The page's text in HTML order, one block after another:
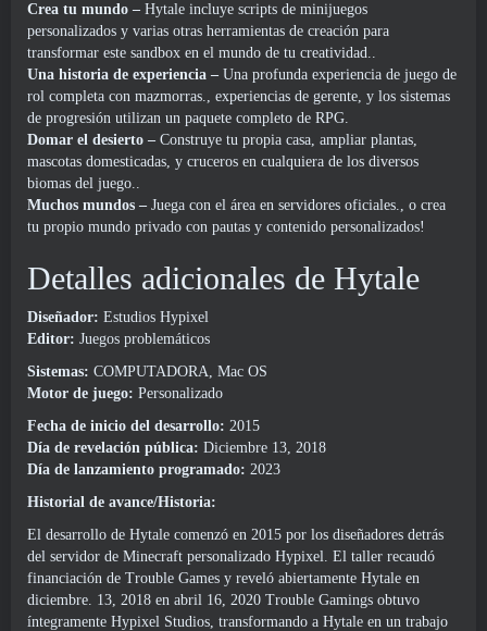
Crea tu mundo – Hytale incluye scripts de minijuegos
personalizados y varias otras herramientas de creación para
transformar este sandbox en el mundo de tu creatividad..
Una historia de experiencia – Una profunda experiencia de juego de
rol completa con mazmorras., experiencias de gerente, y los sistemas
de progresión utilizan un paquete completo de RPG.
Domar el desierto – Construye tu propia casa, ampliar plantas,
mascotas domesticadas, y cruceros en cualquiera de los diversos
biomas del juego..
Muchos mundos – Juega con el área en servidores oficiales., o crea
tu propio mundo privado con pautas y contenido personalizados!
Detalles adicionales de Hytale
Diseñador: Estudios Hypixel
Editor: Juegos problemáticos
Sistemas: COMPUTADORA, Mac OS
Motor de juego: Personalizado
Fecha de inicio del desarrollo: 2015
Día de revelación pública: Diciembre 13, 2018
Día de lanzamiento programado: 2023
Historial de avance/Historia:
El desarrollo de Hytale comenzó en 2015 por los diseñadores detrás
del servidor de Minecraft personalizado Hypixel. El taller recaudó
financiación de Trouble Games y reveló abiertamente Hytale en
diciembre. 13, 2018 en abril 16, 2020 Trouble Gamings obtuvo
íntegramente Hypixel Studios, transformando a Hytale en un trabajo